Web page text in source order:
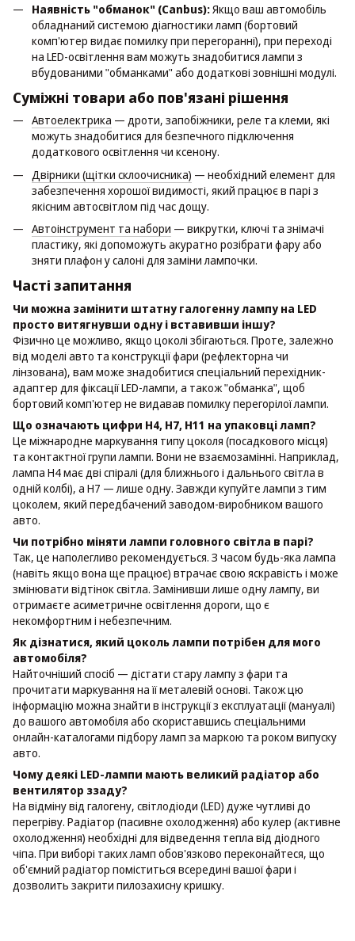
Наявність "обманок" (Canbus):Якщо ваш автомобіль
обладнаний системою діагностики ламп (бортовий
комп'ютер видає помилку при перегоранні), при переході
на LED-освітлення вам можуть знадобитися лампи з
вбудованими "обманками" або додаткові зовнішні модулі.
Суміжні товари або пов'язані рішення
Автоелектрика — дроти, запобіжники, реле та клеми, які
можуть знадобитися для безпечного підключення
додаткового освітлення чи ксенону.
Двірники (щітки склоочисника) — необхідний елемент для
забезпечення хорошої видимості, який працює в парі з
якісним автосвітлом під час дощу.
Автоінструмент та набори — викрутки, ключі та знімачі
пластику, які допоможуть акуратно розібрати фару або
зняти плафон у салоні для заміни лампочки.
Часті запитання
Чи можна замінити штатну галогенну лампу на LED
просто витягнувши одну і вставивши іншу?
Фізично це можливо, якщо цоколі збігаються. Проте, залежно
від моделі авто та конструкції фари (рефлекторна чи
лінзована), вам може знадобитися спеціальний перехідник-
адаптер для фіксації LED-лампи, а також "обманка", щоб
бортовий комп'ютер не видавав помилку перегорілої лампи.
Що означають цифри H4, H7, H11 на упаковці ламп?
Це міжнародне маркування типу цоколя (посадкового місця)
та контактної групи лампи. Вони не взаємозамінні. Наприклад,
лампа H4 має дві спіралі (для ближнього і дальнього світла в
одній колбі), а H7 — лише одну. Завжди купуйте лампи з тим
цоколем, який передбачений заводом-виробником вашого
авто.
Чи потрібно міняти лампи головного світла в парі?
Так, це наполегливо рекомендується. З часом будь-яка лампа
(навіть якщо вона ще працює) втрачає свою яскравість і може
змінювати відтінок світла. Замінивши лише одну лампу, ви
отримаєте асиметричне освітлення дороги, що є
некомфортним і небезпечним.
Як дізнатися, який цоколь лампи потрібен для мого
автомобіля?
Найточніший спосіб — дістати стару лампу з фари та
прочитати маркування на її металевій основі. Також цю
інформацію можна знайти в інструкції з експлуатації (мануалі)
до вашого автомобіля або скориставшись спеціальними
онлайн-каталогами підбору ламп за маркою та роком випуску
авто.
Чому деякі LED-лампи мають великий радіатор або
вентилятор ззаду?
На відміну від галогену, світлодіоди (LED) дуже чутливі до
перегріву. Радіатор (пасивне охолодження) або кулер (активне
охолодження) необхідні для відведення тепла від діодного
чіпа. При виборі таких ламп обов'язково переконайтеся, що
об'ємний радіатор поміститься всередині вашої фари і
дозволить закрити пилозахисну кришку.